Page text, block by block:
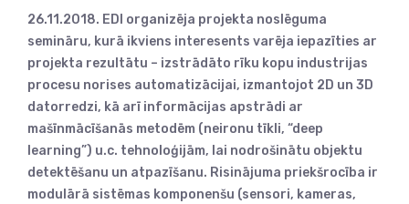
26.11.2018. EDI organizēja projekta noslēguma
semināru, kurā ikviens interesents varēja iepazīties ar
projekta rezultātu – izstrādāto rīku kopu industrijas
procesu norises automatizācijai, izmantojot 2D un 3D
datorredzi, kā arī informācijas apstrādi ar
mašīnmācīšanās metodēm (neironu tīkli, “deep
learning”) u.c. tehnoloģijām, lai nodrošinātu objektu
detektēšanu un atpazīšanu. Risinājuma priekšrocība ir
modulārā sistēmas komponenšu (sensori, kameras,